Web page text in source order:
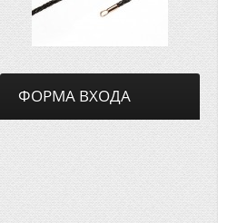
ФОРМА ВХОДА